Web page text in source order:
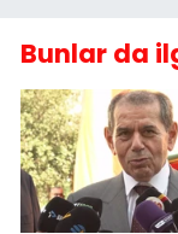
Bunlar da